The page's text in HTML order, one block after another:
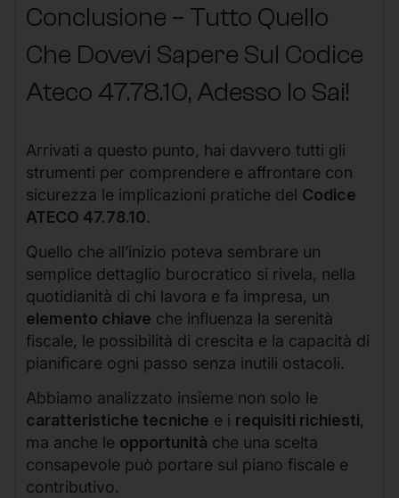
Conclusione – Tutto Quello
Che Dovevi Sapere Sul Codice
Ateco 47.78.10, Adesso lo Sai!
Arrivati a questo punto, hai davvero tutti gli
strumenti per comprendere e affrontare con
sicurezza le implicazioni pratiche del Codice
ATECO 47.78.10.
Quello che all’inizio poteva sembrare un
semplice dettaglio burocratico si rivela, nella
quotidianità di chi lavora e fa impresa, un
elemento chiave che influenza la serenità
fiscale, le possibilità di crescita e la capacità di
pianificare ogni passo senza inutili ostacoli.
Abbiamo analizzato insieme non solo le
caratteristiche tecniche e i requisiti richiesti,
ma anche le opportunità che una scelta
consapevole può portare sul piano fiscale e
contributivo.